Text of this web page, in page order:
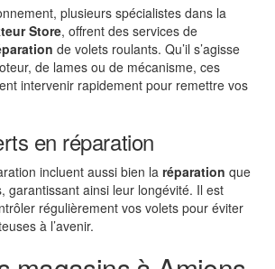
plusieurs spécialistes dans la
Store, offrent des services de
de volets roulants. Qu’il s’agisse
de lames ou de mécanisme, ces
intervenir rapidement pour remettre vos
en réparation
incluent aussi bien la réparation que
garantissant ainsi leur longévité. Il est
régulièrement vos volets pour éviter
à l’avenir.